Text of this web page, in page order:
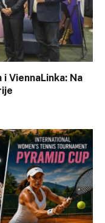
ViennaLinka: Na